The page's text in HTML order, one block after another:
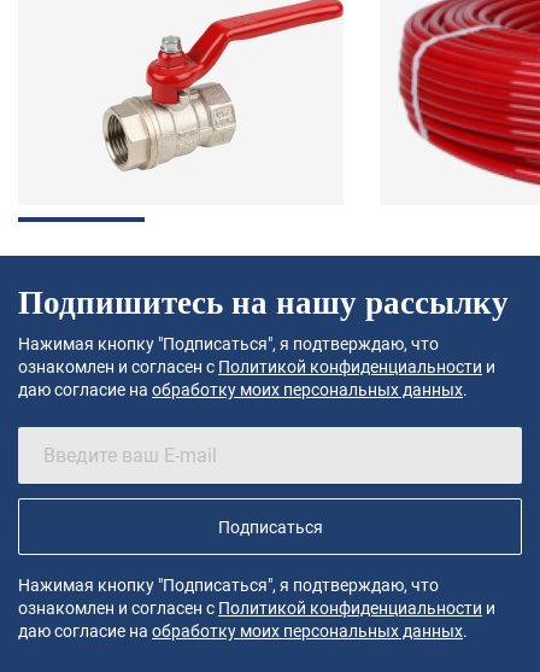
Подпишитесь на нашу рассылку
Нажимая кнопку "Подписаться", я подтверждаю, что
ознакомлен и согласен с Политикой конфиденциальности и
даю согласие на обработку моих персональных данных.
Подписаться
Нажимая кнопку "Подписаться", я подтверждаю, что
ознакомлен и согласен с Политикой конфиденциальности и
даю согласие на обработку моих персональных данных.